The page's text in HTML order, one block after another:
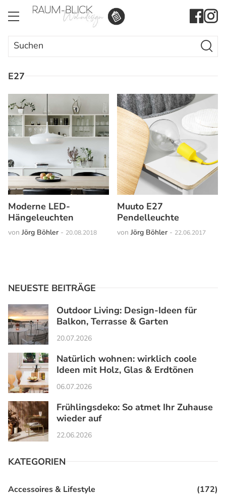
Search
for:
Search
E27
Moderne LED-
Hängeleuchten
von Jörg Böhler - 20.08.2018
Muuto E27
Pendelleuchte
von Jörg Böhler - 22.06.2017
NEUESTE BEITRÄGE
Outdoor Living: Design-Ideen für
Balkon, Terrasse & Garten
20.07.2026
Natürlich wohnen: wirklich coole
Ideen mit Holz, Glas & Erdtönen
06.07.2026
Frühlingsdeko: So atmet Ihr Zuhause
wieder auf
22.06.2026
KATEGORIEN
Accessoires & Lifestyle (172)